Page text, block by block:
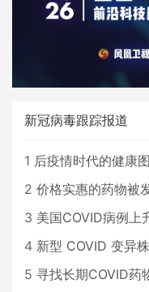
新冠病毒跟踪报道
1 后疫情时代的健康
2 价格实惠的药物被
3 美国COVID病例上
4 新型 COVID 变异株
5 寻找长期COVID药